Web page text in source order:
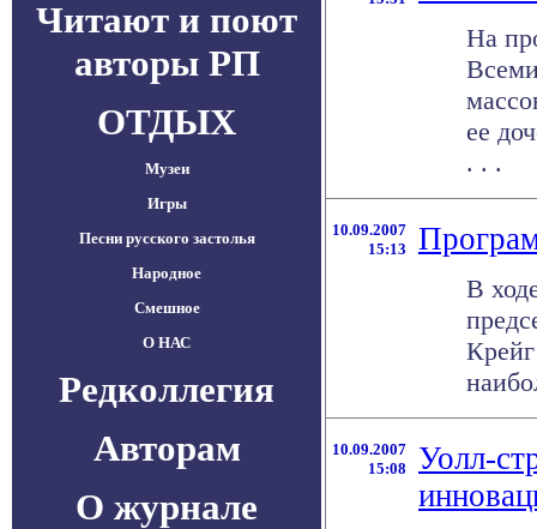
Читают и поют
авторы РП
ОТДЫХ
Музеи
Игры
Песни русского застолья
Народное
Смешное
О НАС
Редколлегия
Авторам
О журнале
На
ее
. . .
10.09.2007
15:13
В
10.09.2007
15:08
Уолл-